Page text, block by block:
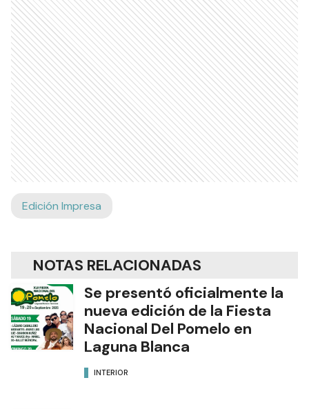
Edición Impresa
NOTAS RELACIONADAS
Se presentó oficialmente la
nueva edición de la Fiesta
Nacional Del Pomelo en
Laguna Blanca
INTERIOR